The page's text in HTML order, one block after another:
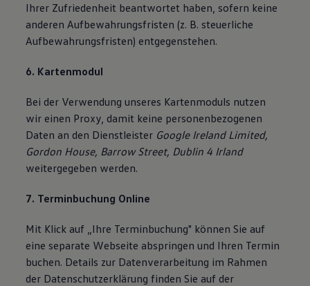
Ihrer Zufriedenheit beantwortet haben, sofern keine
anderen Aufbewahrungsfristen (z. B. steuerliche
Aufbewahrungsfristen) entgegenstehen.
6. Kartenmodul
Bei der Verwendung unseres Kartenmoduls nutzen
wir einen Proxy, damit keine personenbezogenen
Daten an den Dienstleister Google Ireland Limited,
Gordon House, Barrow Street, Dublin 4 Irland
weitergegeben werden.
7. Terminbuchung Online
Mit Klick auf „Ihre Terminbuchung" können Sie auf
eine separate Webseite abspringen und Ihren Termin
buchen. Details zur Datenverarbeitung im Rahmen
der Datenschutzerklärung finden Sie auf der